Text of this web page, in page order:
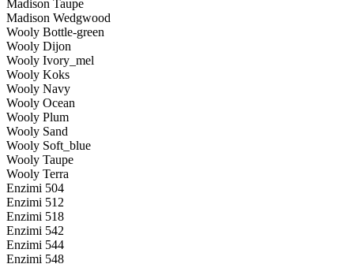
Madison Taupe
Madison Wedgwood
Wooly Bottle-green
Wooly Dijon
Wooly Ivory_mel
Wooly Koks
Wooly Navy
Wooly Ocean
Wooly Plum
Wooly Sand
Wooly Soft_blue
Wooly Taupe
Wooly Terra
Enzimi 504
Enzimi 512
Enzimi 518
Enzimi 542
Enzimi 544
Enzimi 548